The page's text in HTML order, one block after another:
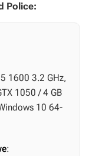
Police:
1600 3.2 GHz,
1050 / 4 GB
10 64-
: